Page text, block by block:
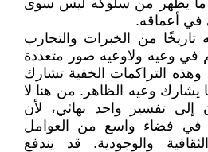
ما يظهر من سلوكه ليس سوى
في أعماقه.
تاريخًا من الخبرات والتجارب
في وعيه ولاوعيه صور متعددة
وهذه التراكمات الخفية تشارك
وعيه الظاهر. من هنا لا
إلى تفسير واحد نهائي، لأن
في فضاء واسع من العوامل
والوجودية. قد يندفع